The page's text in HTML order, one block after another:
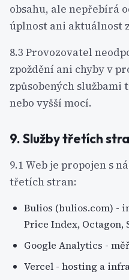
obsahu, ale nepřebírá
úplnost ani aktuálnost
8.3 Provozovatel
zpoždění ani chyby v
způsobených
nebo vyšší mocí.
9. Služby třetích
9.1 Web je propojen s
třetích stran:
Bulios (bulios.com) -
Price Index, Octagon,
Google Analytics -
Vercel - hosting a